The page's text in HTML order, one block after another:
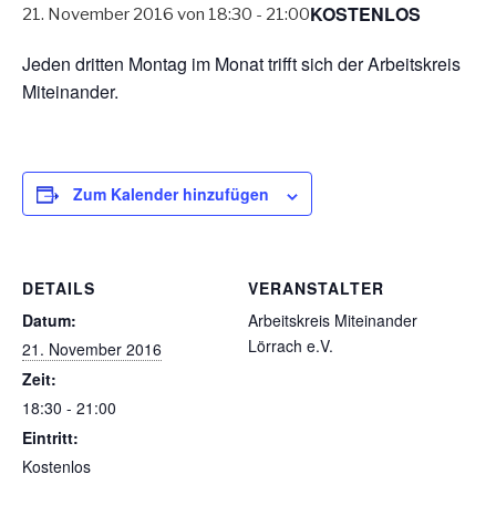
21. November 2016 von 18:30 - 21:00KOSTENLOS
Jeden dritten Montag im Monat trifft sich der Arbeitskreis
Miteinander.
Zum Kalender hinzufügen
DETAILS
Datum:
21. November 2016
Zeit:
18:30 - 21:00
Eintritt:
Kostenlos
VERANSTALTER
Arbeitskreis Miteinander
Lörrach e.V.